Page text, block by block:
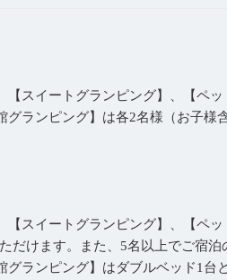
【スイートグランピング】、【ペ
ランピング】は各2名様（お子様
【スイートグランピング】、【ペ
だけます。また、5名以上でご宿泊
ランピング】はダブルベッド1台